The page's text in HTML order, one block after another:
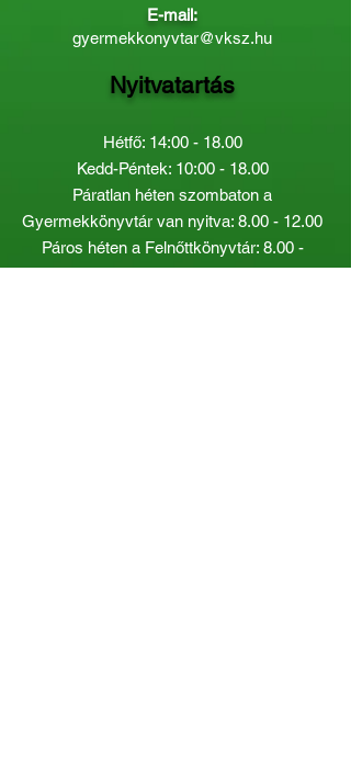
E-mail:
gyermekkonyvtar@vksz.hu
Nyitvatartás
Hétfő: 14:00 - 18.00
Kedd-Péntek: 10:00 - 18.00
Páratlan héten szombaton a
Gyermekkönyvtár van nyitva: 8.00 - 12.00
Páros héten a Felnőttkönyvtár: 8.00 -
12.00óráig.